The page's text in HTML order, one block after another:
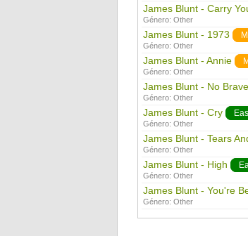
James Blunt - Carry
Género: Other
James Blunt - 1973
Género: Other
James Blunt - Annie
Género: Other
James Blunt - No
Género: Other
James Blunt - Cry
Género: Other
James Blunt - Tears
Género: Other
James Blunt - High
Género: Other
James Blunt - You're
Género: Other